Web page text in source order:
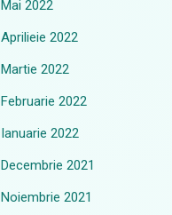
Mai 2022
Aprilieie 2022
Martie 2022
Februarie 2022
Ianuarie 2022
Decembrie 2021
Noiembrie 2021